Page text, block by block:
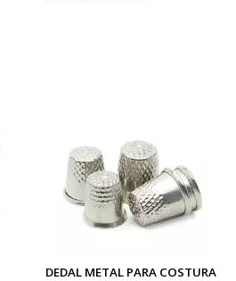
DEDAL METAL PARA COSTURA